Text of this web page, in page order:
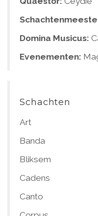
Domina Musicus:
Evenementen:
Schachten
Art
Banda
Bliksem
Cadens
Canto